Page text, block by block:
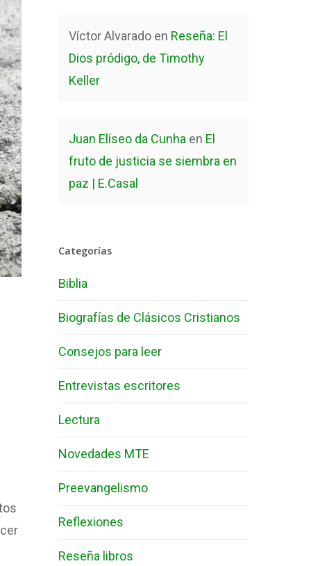
Víctor Alvarado en Reseña: El
Dios pródigo, de Timothy
Keller
Juan Elíseo da Cunha en El
fruto de justicia se siembra en
paz | E.Casal
Categorías
Biblia
Biografías de Clásicos Cristianos
Consejos para leer
Entrevistas escritores
Lectura
Novedades MTE
Preevangelismo
Reflexiones
Reseña libros